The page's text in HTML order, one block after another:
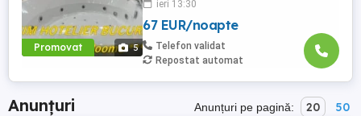
Promovat 5
Complex Rezidential Nou . Acces Bariera
Monitorizare Video in Complex ( de la
Politia Locala Sector 3 ) Loc de parcare
PRIVAT in complex ...
ieri 13:30
67 EUR/noapte
Telefon validat
Repostat automat
Anunțuri Anunțuri pe pagină: 20 50